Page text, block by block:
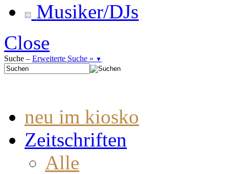
Musiker/DJs
Close
Suche – Erweiterte Suche » ▼
neu im kiosko
Zeitschriften
Alle